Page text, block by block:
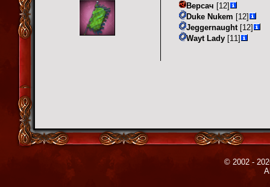
Версач [12]
Duke Nukem [12]
Jeggernaught [12]
Wayt Lady [11]
© 2002 -